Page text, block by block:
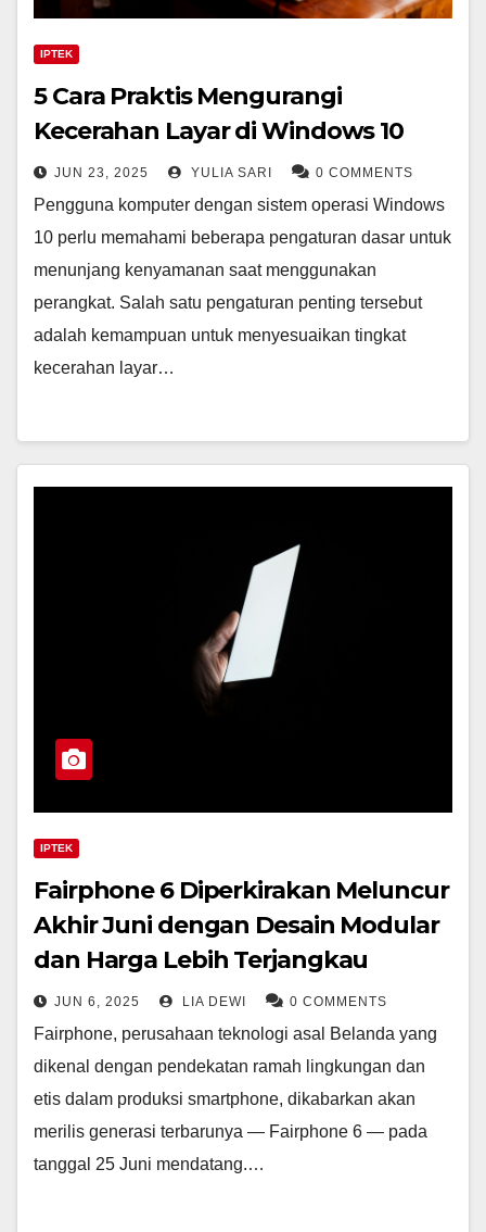
IPTEK
5 Cara Praktis Mengurangi
Kecerahan Layar di Windows 10
JUN 23, 2025 YULIA SARI 0 COMMENTS
Pengguna komputer dengan sistem operasi Windows
10 perlu memahami beberapa pengaturan dasar untuk
menunjang kenyamanan saat menggunakan
perangkat. Salah satu pengaturan penting tersebut
adalah kemampuan untuk menyesuaikan tingkat
kecerahan layar…
IPTEK
Fairphone 6 Diperkirakan Meluncur
Akhir Juni dengan Desain Modular
dan Harga Lebih Terjangkau
JUN 6, 2025 LIA DEWI 0 COMMENTS
Fairphone, perusahaan teknologi asal Belanda yang
dikenal dengan pendekatan ramah lingkungan dan
etis dalam produksi smartphone, dikabarkan akan
merilis generasi terbarunya — Fairphone 6 — pada
tanggal 25 Juni mendatang.…